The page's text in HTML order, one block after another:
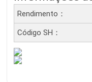
Rendimento：
Código SH：